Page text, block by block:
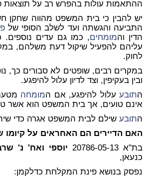
ההתאמות עולות בהפרש רב על תוצאות
יש להבין כי בית המשפט מהווה
התביעה והגשתה ועד לשלב הסופי של
הדין והמומחים, כמו גם עדים נוספים.
עליהם להפעיל שיקול דעת משלהם,
לחוק.
במקרים רבים, שופטים לא סבורים כך,
ובין בעקיפין, וצד לדיון עלול להיפגע.
התובע עלול להיפגע, אם המומחה
אינם טועים, אך בית המשפט הוא אשר
התובע שילם לבית המשפט אגרה כדי
האם הדיירים הם האחראים על קיומו
בת"א 20786-05-13
יוספי ואח' נ'
כנעאן,
נפסק בנושא פינת המקלחת כדלקמן: